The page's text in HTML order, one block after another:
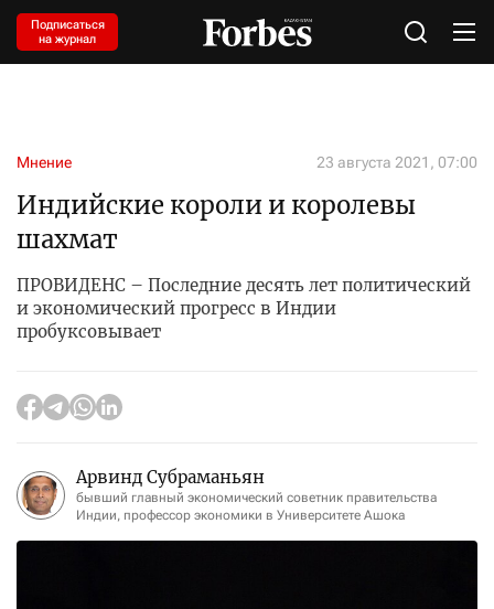
Подписаться
на журнал
Мнение 23 августа 2021, 07:00
Индийские короли и королевы
шахмат
ПРОВИДЕНС – Последние десять лет политический
и экономический прогресс в Индии
пробуксовывает
Арвинд Субраманьян
бывший главный экономический советник правительства
Индии, профессор экономики в Университете Ашока